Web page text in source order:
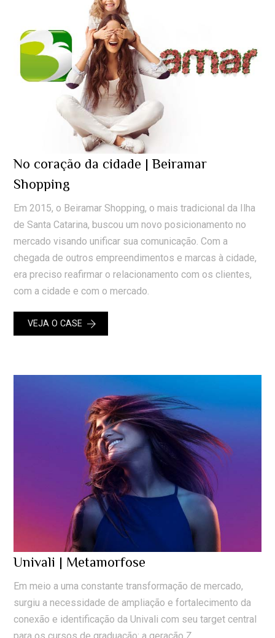
No coração da cidade | Beiramar
Shopping
Em 2015, o Beiramar Shopping, o mais tradicional da Ilha
de Santa Catarina, buscou um novo posicionamento no
mercado visando unificar sua comunicação. Com a
chegada de outros empreendimentos e marcas à cidade,
era preciso reafirmar o relacionamento com os clientes,
com a cidade e com o mercado.
VEJA O CASE
Univali | Metamorfose
Em meio a uma constante transformação de mercado,
surgiu a necessidade de ampliação e fortalecimento da
conexão e identificação da Univali com seu target central